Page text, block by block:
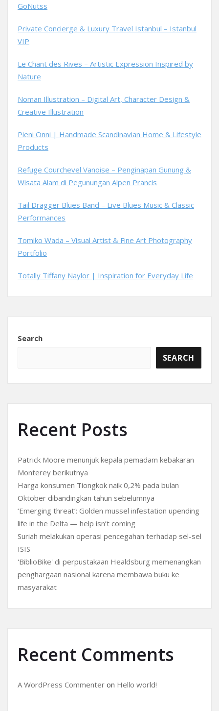
GoNutss
Private Concierge & Luxury Travel Istanbul – Istanbul
VIP
Le Chant des Rives – Artistic Expression Inspired by
Nature
Noman Illustration – Digital Art, Character Design &
Creative Illustration
Pieni Onni | Handmade Scandinavian Home & Lifestyle
Products
Refuge Courchevel Vanoise – Penginapan Gunung &
Wisata Alam di Pegunungan Alpen Prancis
Tail Dragger Blues Band – Live Blues Music & Classic
Performances
Tomiko Wada – Visual Artist & Fine Art Photography
Portfolio
Totally Tiffany Naylor | Inspiration for Everyday Life
Search
SEARCH
Recent Posts
Patrick Moore menunjuk kepala pemadam kebakaran
Monterey berikutnya
Harga konsumen Tiongkok naik 0,2% pada bulan
Oktober dibandingkan tahun sebelumnya
‘Emerging threat’: Golden mussel infestation upending
life in the Delta — help isn’t coming
Suriah melakukan operasi pencegahan terhadap sel-sel
ISIS
'BiblioBike' di perpustakaan Healdsburg memenangkan
penghargaan nasional karena membawa buku ke
masyarakat
Recent Comments
A WordPress Commenter on Hello world!